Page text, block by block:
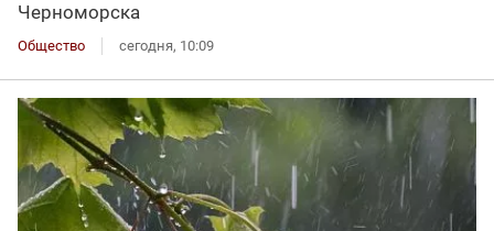
Черноморска
Общество сегодня, 10:09